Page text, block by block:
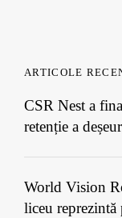
ARTICOLE
CSR Nest a
retenție a
World Vision
liceu